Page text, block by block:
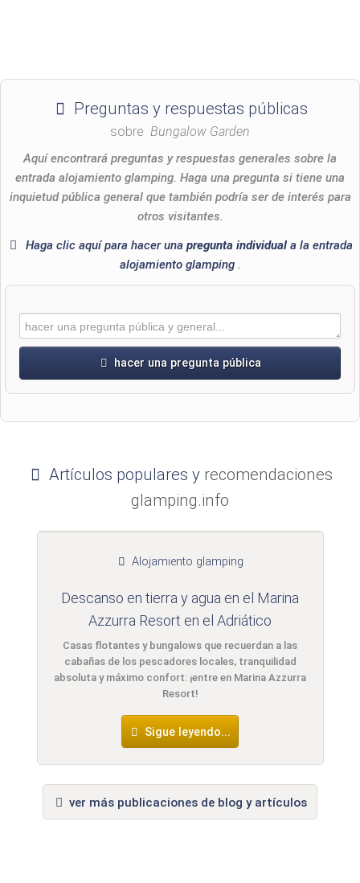
Preguntas y respuestas públicas
sobre Bungalow Garden
Aquí encontrará preguntas y respuestas generales sobre la
entrada alojamiento glamping. Haga una pregunta si tiene una
inquietud pública general que también podría ser de interés para
otros visitantes.
Haga clic aquí para hacer unapregunta individual a la entrada
alojamiento glamping .
hacer una pregunta pública
Apellido
He leído la declaración de protección de datos .
tenga en cuenta que las preguntas públicas son
para todos los visitantes
Haga clic aquí para hacer unapregunta individuala la
entrada alojamiento glamping.
Artículos populares y recomendaciones
glamping.info
Descanso en tierra y agua en el Marina
Azzurra Resort en el Adriático
Alojamiento glamping
Casas flotantes y bungalows que recuerdan a las
cabañas de los pescadores locales, tranquilidad
absoluta y máximo confort: ¡entre en Marina Azzurra
Resort!
Sigue leyendo...
ver más publicaciones de blog y artículos